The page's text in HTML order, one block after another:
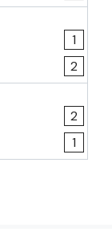
1
2
2
1